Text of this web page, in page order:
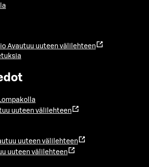
Avautuu uuteen välilehteen
uuteen välilehteen
uuteen välilehteen
uuteen välilehteen